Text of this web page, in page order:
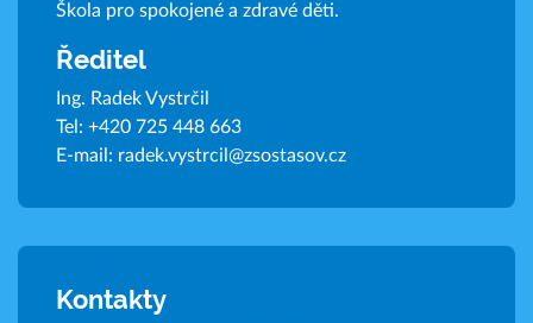
Škola pro spokojené a zdravé děti.
Ředitel
Ing. Radek Vystrčil
Tel: +420 725 448 663
E-mail: radek.vystrcil@zsostasov.cz
Kontakty